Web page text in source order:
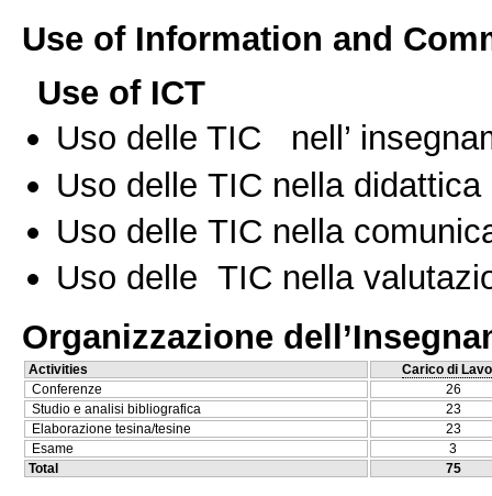
Use of Information and
Use of ICT
Uso delle TIC nell’
Uso delle TIC nella
Uso delle TIC nella
Uso delle TIC nella
Organizzazione
Activities
Carico di
Conferenze
26
Studio e analisi bibliografica
23
Elaborazione tesina/tesine
23
Esame
3
Total
75